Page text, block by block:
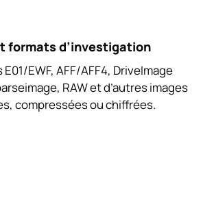
formats d’investigation
EWF, AFF/AFF4, DriveImage
RAW et d’autres images
compressées ou chiffrées.